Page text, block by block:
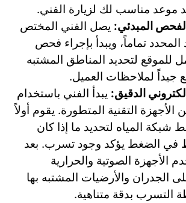
موعد مناسب لك لزيارة الفني.
المبدئي: يصل الفني المختص
تماماً، ويبدأ بإجراء فحص
للموقع لتحديد المناطق المشتبه
جيداً لملاحظات العميل.
الدقيق: يبدأ الفني باستخدام
التقنية المتطورة. يقوم أولاً
المياه لتحديد ما إذا كان
في الضغط يؤكد وجود تسرب. بعد
الأجهزة الصوتية والحرارية
الجدران والأرضيات المشتبه بها
التسرب بدقة متناهية.